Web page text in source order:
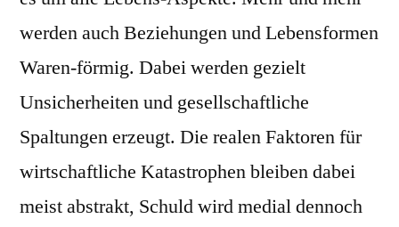
werden auch Beziehungen und Lebensformen
Waren-förmig. Dabei werden gezielt
Unsicherheiten und gesellschaftliche
Spaltungen erzeugt. Die realen Faktoren für
wirtschaftliche Katastrophen bleiben dabei
meist abstrakt, Schuld wird medial dennoch